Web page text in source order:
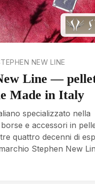
NEW LINE
Line —
Made in Italy
specializzato nella
e accessori in
quattro decenni di
Stephen New